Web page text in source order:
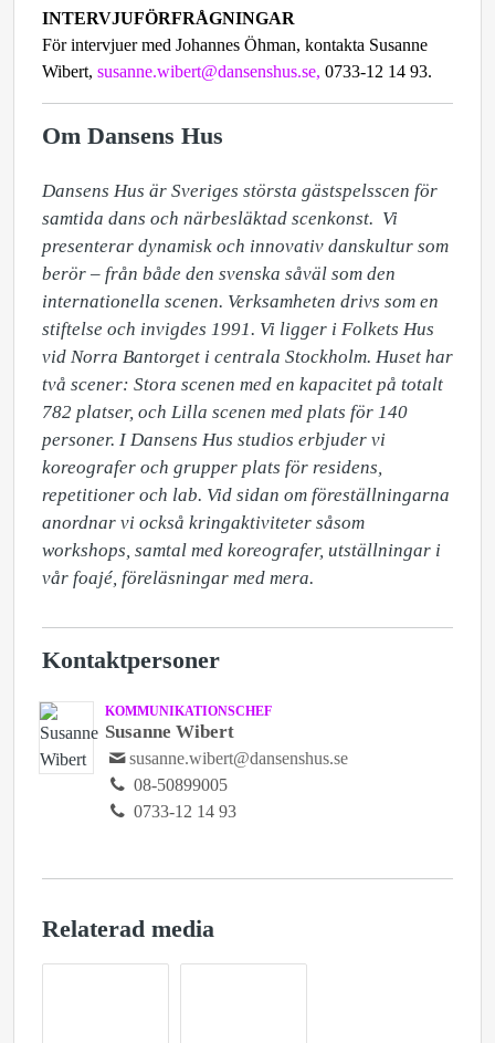
INTERVJUFÖRFRÅGNINGAR
För intervjuer med Johannes Öhman, kontakta Susanne
Wibert, susanne.wibert@dansenshus.se, 0733-12 14 93.
Om Dansens Hus
Dansens Hus är Sveriges största gästspelsscen för
samtida dans och närbesläktad scenkonst.  Vi
presenterar dynamisk och innovativ danskultur som
berör – från både den svenska såväl som den
internationella scenen. Verksamheten drivs som en
stiftelse och invigdes 1991. Vi ligger i Folkets Hus
vid Norra Bantorget i centrala Stockholm. Huset har
två scener: Stora scenen med en kapacitet på totalt
782 platser, och Lilla scenen med plats för 140
personer. I Dansens Hus studios erbjuder vi
koreografer och grupper plats för residens,
repetitioner och lab. Vid sidan om föreställningarna
anordnar vi också kringaktiviteter såsom
workshops, samtal med koreografer, utställningar i
vår foajé, föreläsningar med mera.
Kontaktpersoner
KOMMUNIKATIONSCHEF
Susanne Wibert
susanne.wibert@dansenshus.se
08-50899005
0733-12 14 93
Relaterad media